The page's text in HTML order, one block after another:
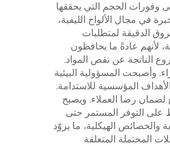
وفورات الحجم التي يحققها
في مجال الألواح الليفية،
الدقيقة لمتطلبات
لأنهم عادةً ما يحافظون
الناتجة عن نقص المواد.
وأصبحت المسؤولية البيئية
المؤسسية للاستدامة.
لضمان رضا العملاء. ويصبح
على التوفر المستمر حتى
والخصائص الهيكلية، ما يزوّد
المحتملة المتعلقة